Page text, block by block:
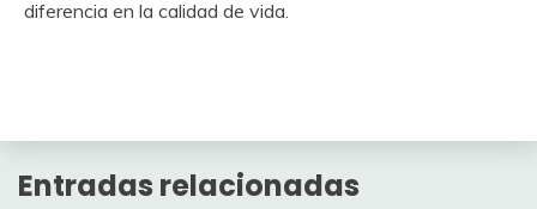
diferencia en la calidad de vida.
Entradas relacionadas